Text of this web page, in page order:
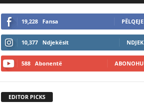
19,228 Fansa PËLQEJE
10,377 Ndjekësit NDJEK
588 Abonentë ABONOHU
EDITOR PICKS